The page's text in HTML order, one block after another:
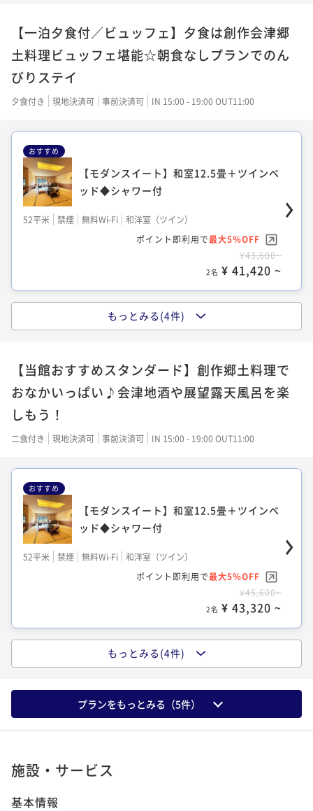
51平米 禁煙 無料Wi-Fi
和室
ポイント即利用で 最大5％OFF
ーナーツイン55平米
55平米 禁煙
ポイント即利用で
¥41,000~
¥ 38,950 ~
32平米 禁煙 無料Wi-Fi
ツイン
ポイント即利用で 最大5％OFF
32平米◆シャワー付
32平米 禁煙 無料Wi-Fi
和洋室（ツイン）
ポイント即利用で
¥33,600~
¥ 31,920 ~
【セミスイート】21年秋改装和室に2ベッ
ド◆シャワー付53平米
ポイント即利用で 最大5％OFF
¥35,600~
25年改装◆リビング&広々バスルーム付コ
55平米 禁煙 無料Wi-Fi
ツイン
ポイント即利用で
【一泊夕食付／ビュッフェ】夕食は創作会津郷
土料理ビュッフェ堪能☆朝食なしプランでのん
びりステイ
夕食付き 現地決済可 事前決済可 IN 15:00 - 19:00 OUT11:00
おすすめ
【モダンスイート】和室12.5畳＋ツインベ
ッド◆シャワー付
52平米 禁煙 無料Wi-Fi
和洋室（ツイン）
ポイント即利用で最大5％OFF
¥43,600~
2名 ¥ 41,420 ~
【ワイドツイン／おすすめ】洋室32平米◆
32平米 禁煙 無料Wi-Fi
ツイン
ポイント即利用で最大5％OFF
32平米◆シャワー付
32平米 禁煙 無料Wi-Fi
和洋室（ツイン）
ポイント即利用で
¥33,600~
¥ 31,920 ~
【セミスイート】21年秋改装和室に2ベッ
ド◆シャワー付53平米
もっとみる(4件)
【当館おすすめスタンダード】創作郷土料理で
おなかいっぱい♪会津地酒や展望露天風呂を楽
しもう！
二食付き 現地決済可 事前決済可 IN 15:00 - 19:00 OUT11:00
おすすめ
【モダンスイート】和室12.5畳＋ツインベ
ッド◆シャワー付
52平米 禁煙 無料Wi-Fi
和洋室（ツイン）
ポイント即利用で最大5％OFF
¥45,600~
2名 ¥ 43,320 ~
【ワイドツイン／おすすめ】洋室32平米◆
32平米 禁煙 無料Wi-Fi
ツイン
もっとみる(4件)
プランをもっとみる（5件）
施設・サービス
基本情報